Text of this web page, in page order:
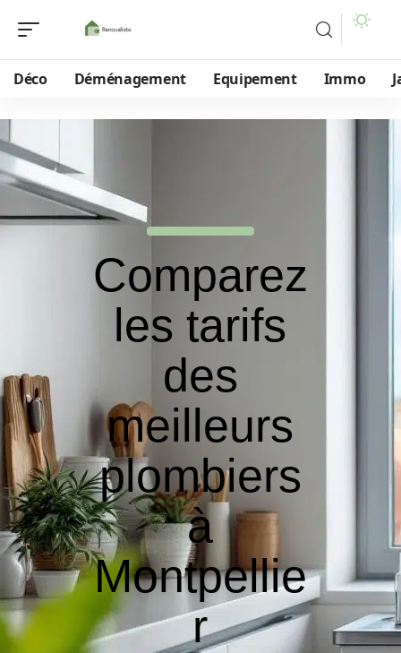
Déco Déménagement Equipement Immo
Comparez
les tarifs
des
meilleurs
plombiers
à
Montpellie
r